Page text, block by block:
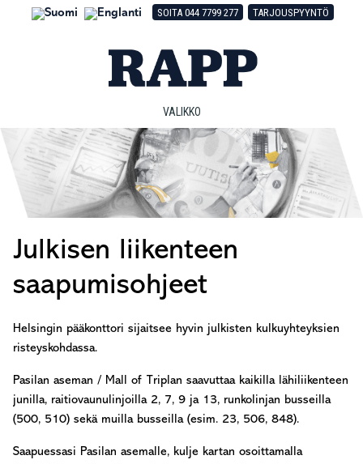
Hyppää
Hyppää
Hyppää
SOITA 044 7799 277 TARJOUSPYYNTÖ
VALIKKO
Julkisen liikenteen
saapumisohjeet
Helsingin pääkonttori sijaitsee hyvin julkisten kulkuyhteyksien
risteyskohdassa.
Pasilan aseman / Mall of Triplan saavuttaa kaikilla lähiliikenteen
junilla, raitiovaunulinjoilla 2, 7, 9 ja 13, runkolinjan busseilla
(500, 510) sekä muilla busseilla (esim. 23, 506, 848).
Saapuessasi Pasilan asemalle, kulje kartan osoittamalla